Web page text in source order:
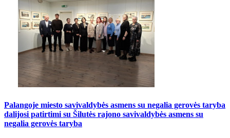
Palangoje miesto savivaldybės asmens su negalia gerovės taryba
dalijosi patirtimi su Šilutės rajono savivaldybės asmens su
negalia gerovės taryba